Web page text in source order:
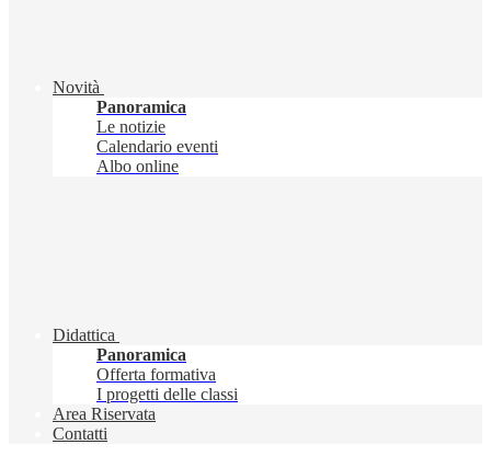
Novità
Panoramica
Le notizie
Calendario eventi
Albo online
Didattica
Panoramica
Offerta formativa
I progetti delle classi
Area Riservata
Contatti